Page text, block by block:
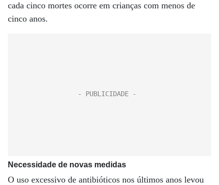
cada cinco mortes ocorre em crianças com menos de
cinco anos.
Necessidade de novas medidas
O uso excessivo de antibióticos nos últimos anos levou